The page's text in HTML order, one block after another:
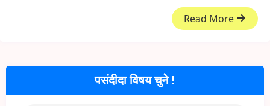
Read More
पसंदीदा विषय चुने !